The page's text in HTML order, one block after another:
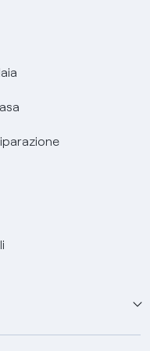
per offerte Fibra